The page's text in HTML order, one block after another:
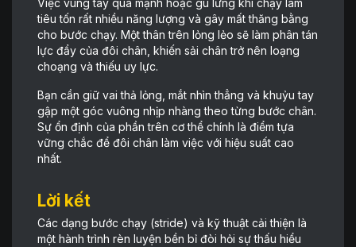
tiêu tốn rất nhiều năng lượng và gây mất thăng bằng
cho bước chạy. Một thân trên lỏng lẻo sẽ làm phân tán
lực đẩy của đôi chân, khiến sải chân trở nên loạng
choạng và thiếu uy lực.
Bạn cần giữ vai thả lỏng, mắt nhìn thẳng và khuỷu tay
gập một góc vuông nhịp nhàng theo từng bước chân.
Sự ổn định của phần trên cơ thể chính là điểm tựa
vững chắc để đôi chân làm việc với hiệu suất cao
nhất.
Lời kết
Các dạng bước chạy (stride) và kỹ thuật cải thiện là
một hành trình rèn luyện bền bỉ đòi hỏi sự thấu hiểu